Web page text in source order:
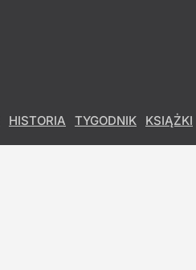
HISTORIA TYGODNIK KSIĄŻKI